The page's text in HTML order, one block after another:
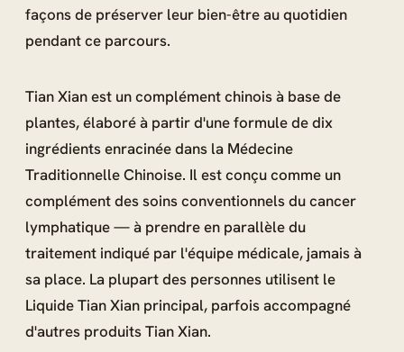
façons de préserver leur bien-être au quotidien
pendant ce parcours.
Tian Xian est un complément chinois à base de
plantes, élaboré à partir d'une formule de dix
ingrédients enracinée dans la Médecine
Traditionnelle Chinoise. Il est conçu comme un
complément des soins conventionnels du cancer
lymphatique — à prendre en parallèle du
traitement indiqué par l'équipe médicale, jamais à
sa place. La plupart des personnes utilisent le
Liquide Tian Xian principal, parfois accompagné
d'autres produits Tian Xian.